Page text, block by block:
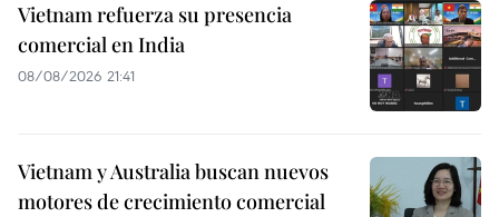
Vietnam refuerza su presencia
comercial en India
08/08/2026 21:41
Vietnam y Australia buscan nuevos
motores de crecimiento comercial